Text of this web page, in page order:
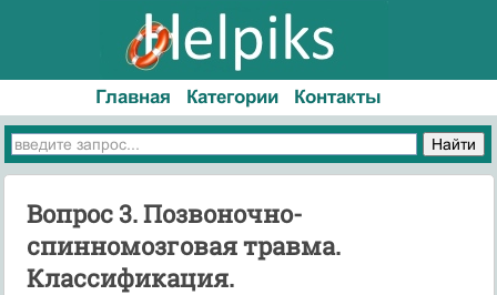
Главная Категории Контакты
Вопрос 3. Позвоночно-
спинномозговая травма.
Классификация.